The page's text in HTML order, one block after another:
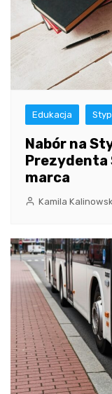
Edukacja
Nabór na
Prezydenta
marca
Kamila